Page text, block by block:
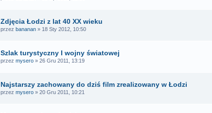
Zdjęcia Łodzi z lat 40 XX wieku
przez bananan » 18 Sty 2012, 10:50
Szlak turystyczny I wojny światowej
przez mysero » 26 Gru 2011, 13:19
Najstarszy zachowany do dziś film zrealizowany w Łodzi
przez mysero » 20 Gru 2011, 10:21